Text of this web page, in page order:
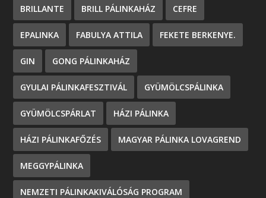
BRILLANTE BRILL PÁLINKAHÁZ CEFRE
EPALINKA FABULYA ATTILA FEKETE BERKENYE.
GIN GONG PÁLINKAHÁZ
GYULAI PÁLINKAFESZTIVÁL GYÜMÖLCSPÁLINKA
GYÜMÖLCSPÁRLAT HÁZI PÁLINKA
HÁZI PÁLINKAFŐZÉS MAGYAR PÁLINKA LOVAGREND
MEGGYPÁLINKA
NEMZETI PÁLINKAKIVÁLÓSÁG PROGRAM